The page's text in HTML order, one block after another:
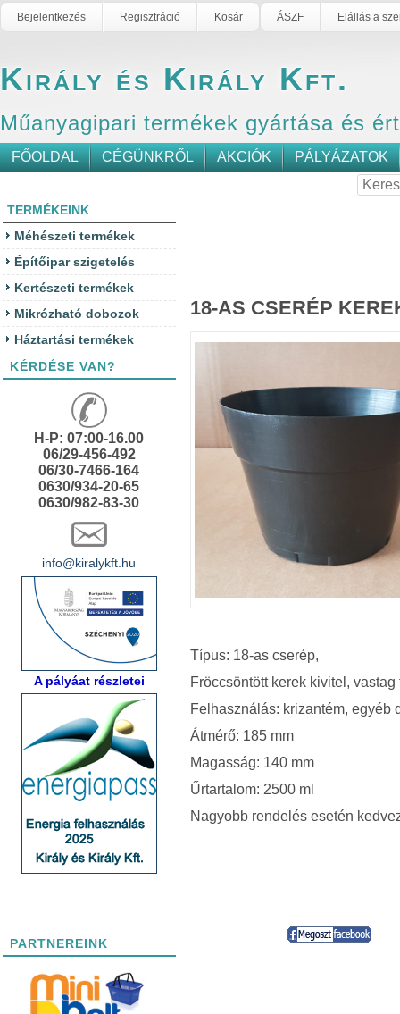
Bejelentkezés Regisztráció Kosár ÁSZF Elállás a
Király és Király Kft.
Műanyagipari termékek gyártása és
FŐOLDAL CÉGÜNKRŐL AKCIÓK PÁLYÁZATOK
TERMÉKEINK
Méhészeti termékek
Építőipar szigetelés
Kertészeti termékek
Mikrózható dobozok
Háztartási termékek
KÉRDÉSE VAN?
H-P: 07:00-16.00
06/29-456-492
06/30-7466-164
0630/934-20-65
0630/982-83-30
info@kiralykft.hu
A pályáat részletei
PARTNEREINK
18-AS CSERÉP
Típus: 18-as cserép,
Fröccsöntött kerek kivitel,
Felhasználás: krizantém, egyéb
Átmérő: 185 mm
Magasság: 140 mm
Űrtartalom: 2500 ml
Nagyobb rendelés esetén